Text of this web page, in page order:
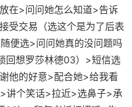
在>问问她怎么知道>告诉
受交易（选这个是为了后表
便选>问问她真的没问题吗
回想罗莎林德03）>短信选
他的好意>配合她>给我看
讲个笑话>拉近>选鼻子>承